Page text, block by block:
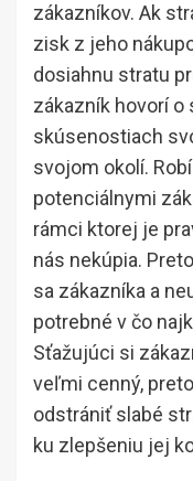
zákazníkov. Ak
zisk z jeho
dosiahnu stratu
zákazník hovorí
skúsenostiach
svojom okolí.
potenciálnymi
rámci ktorej je
nás nekúpia.
sa zákazníka a
potrebné v čo
Sťažujúci si
veľmi cenný,
odstrániť slabé
ku zlepšeniu jej